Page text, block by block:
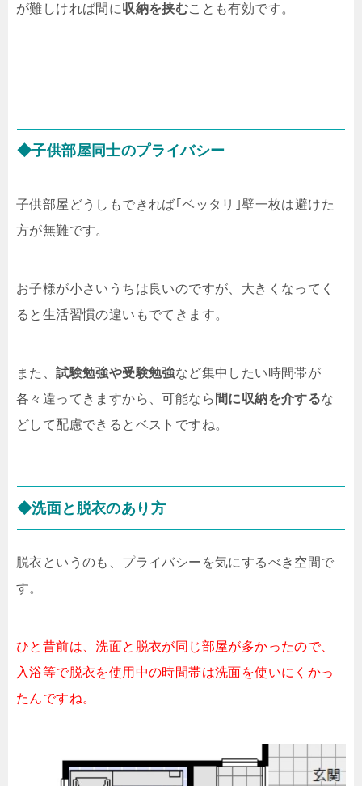
が難しければ間に収納を挟むことも有効です。
◆子供部屋同士のプライバシー
子供部屋どうしもできれば｢ベッタリ｣壁一枚は避けた
方が無難です。
お子様が小さいうちは良いのですが、大きくなってく
ると生活習慣の違いもでてきます。
また、試験勉強や受験勉強など集中したい時間帯が
各々違ってきますから、可能なら 間に収納を介するな
どして配慮できるとベストですね。
◆洗面と脱衣のあり方
脱衣というのも、プライバシーを気にするべき空間で
す。
ひと昔前は、洗面と脱衣が同じ部屋が多かったので、
入浴等で脱衣を使用中の時間帯は洗面を使いにくかっ
たんですね。